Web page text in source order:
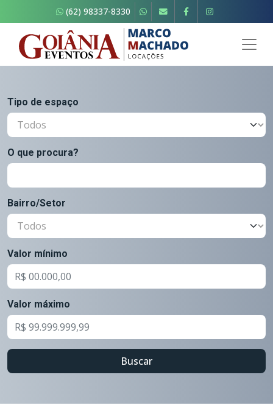
(62) 98337-8330
Tipo de espaço
O que procura?
Bairro/Setor
Valor mínimo
Valor máximo
Buscar